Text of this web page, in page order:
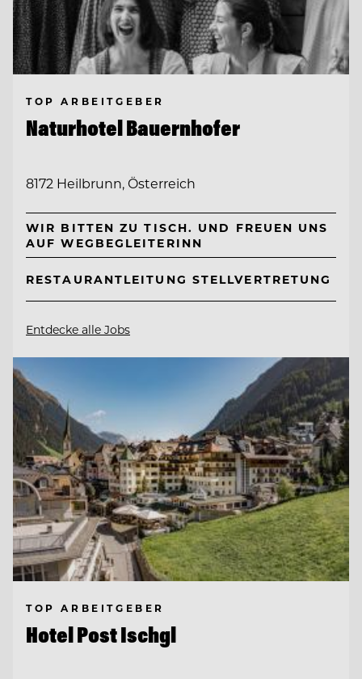
TOP ARBEITGEBER
Naturhotel Bauernhofer
8172 Heilbrunn, Österreich
WIR BITTEN ZU TISCH. UND FREUEN UNS
AUF WEGBEGLEITERINN
RESTAURANTLEITUNG STELLVERTRETUNG
Entdecke alle Jobs
TOP ARBEITGEBER
Hotel Post Ischgl